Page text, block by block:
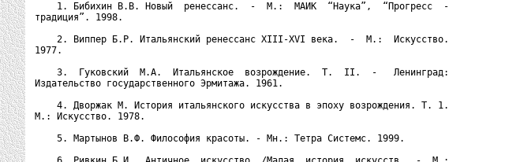
    1. Бибихин В.В. Новый  ренессанс.  -  М.:  МАИК  “Наука”,  “Прогресс  -
традиция”. 1998.
    2. Виппер Б.Р. Итальянский ренессанс XIII-XVI века.  -  М.:  Искусство.
1977.
    3.  Гуковский  М.А.  Итальянское  возрождение.  Т.  II.  -   Ленинград:
Издательство государственного Эрмитажа. 1961.
    4. Дворжак М. История итальянского искусства в эпоху возрождения. Т. 1.
М.: Искусство. 1978.
    5. Мартынов В.Ф. Философия красоты. - Мн.: Тетра Системс. 1999.